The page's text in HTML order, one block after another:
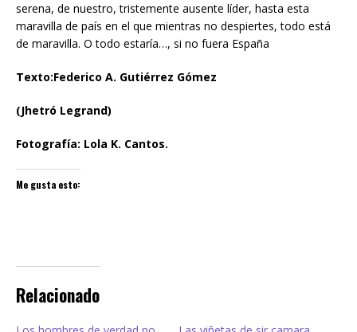
serena, de nuestro, tristemente ausente líder, hasta esta
maravilla de país en el que mientras no despiertes, todo está
de maravilla. O todo estaría…, si no fuera España
Texto:Federico A. Gutiérrez Gómez
(Jhetró Legrand)
Fotografía: Lola K. Cantos.
Me gusta esto:
Relacionado